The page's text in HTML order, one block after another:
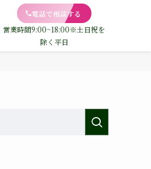
電話で相談する
営業時間9:00~18:00※土日祝を
除く平日